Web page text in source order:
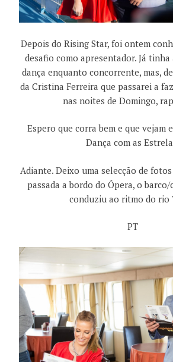
Depois do Rising Star, foi ontem
desafio como apresentador. Já
dança enquanto concorrente, mas,
da Cristina Ferreira que passarei a
nas noites de Domingo,
Espero que corra bem e que vejam
Dança com as
Adiante. Deixo uma selecção de
passada a bordo do Ópera, o
conduziu ao ritmo do rio
PT